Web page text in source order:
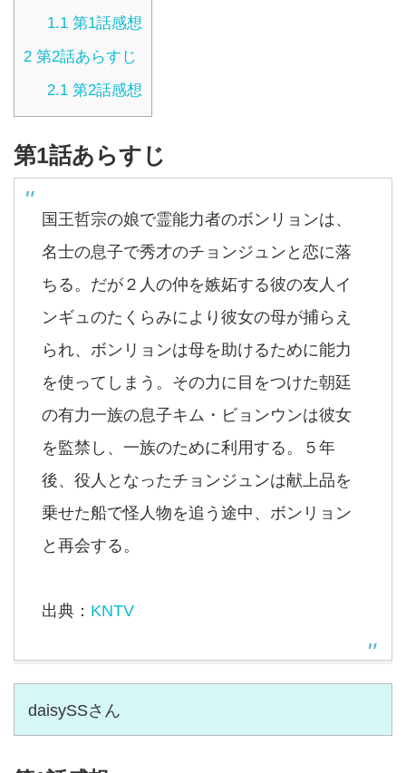
1.1第1話感想
2 第2話あらすじ
2.1第2話感想
第1話あらすじ
国王哲宗の娘で霊能力者のボンリョンは、
名士の息子で秀才のチョンジュンと恋に落
ちる。だが２人の仲を嫉妬する彼の友人イ
ンギュのたくらみにより彼女の母が捕らえ
られ、ボンリョンは母を助けるために能力
を使ってしまう。その力に目をつけた朝廷
の有力一族の息子キム・ビョンウンは彼女
を監禁し、一族のために利用する。５年
後、役人となったチョンジュンは献上品を
乗せた船で怪人物を追う途中、ボンリョン
と再会する。
出典： KNTV
daisySSさん